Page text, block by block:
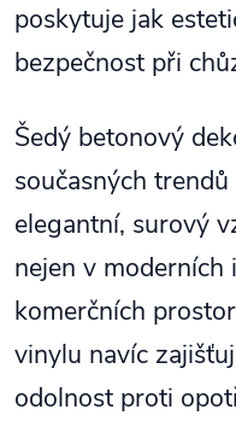
poskytuje jak
bezpečnost při
Šedý betonový
současných
elegantní, surový
nejen v moderních
komerčních
vinylu navíc
odolnost proti